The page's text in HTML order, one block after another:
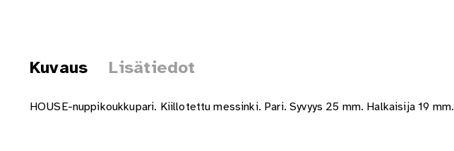
Kuvaus Lisätiedot
HOUSE-nuppikoukkupari. Kiillotettu messinki. Pari. Syvyys 25 mm. Halkaisija 19 mm.